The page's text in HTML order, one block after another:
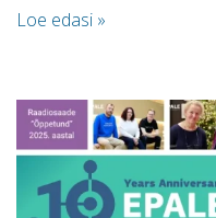
Loe edasi »